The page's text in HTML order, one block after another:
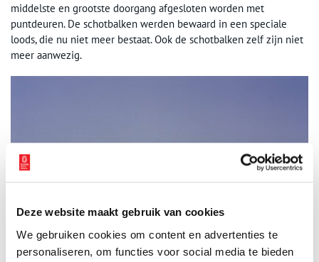
Deze website maakt gebruik van cookies
We gebruiken cookies om content en advertenties te
personaliseren, om functies voor social media te bieden
middelste en grootste doorgang afgesloten worden met
puntdeuren. De schotbalken werden bewaard in een speciale
loods, die nu niet meer bestaat. Ook de schotbalken zelf zijn niet
meer aanwezig.